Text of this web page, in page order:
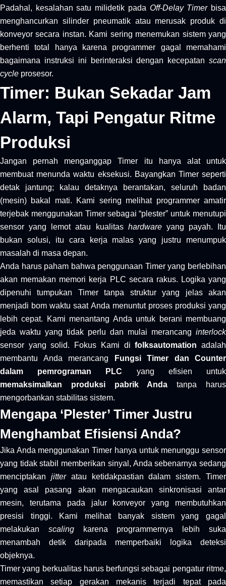
Padahal, kesalahan satu milidetik pada Off-Delay Timerbisa
menghancurkan silinder pneumatik atau merusak produk di
konveyor secara instan. Kami sering menemukan sistem yang
berhenti total hanya karena programmer gagal memahami
bagaimana instruksi ini berinteraksi dengan kecepatan scan
cycle prosesor.
Timer: Bukan Sekadar Jam
Alarm, Tapi Pengatur Ritme
Produksi
Jangan pernah menganggap Timer itu hanya alat untuk
membuat menunda waktu eksekusi. Bayangkan Timer seperti
detak jantung; kalau detaknya berantakan, seluruh badan
(mesin) bakal mati. Kami sering melihat programmer amatir
terjebak menggunakan Timer sebagai “plester” untuk menutupi
sensor yang lemot atau kualitas hardwareyang payah. Itu
bukan solusi, itu cara kerja malas yang justru menumpuk
masalah di masa depan.
Anda harus paham bahwa penggunaan Timer yang berlebihan
akan memakan memori kerja PLC secara rakus. Logika yang
dipenuhi tumpukan Timer tanpa struktur yang jelas akan
menjadi bom waktu saat Anda menuntut proses produksi yang
lebih cepat. Kami menantang Anda untuk berani membuang
jeda waktu yang tidak perlu dan mulai merancang interlock
sensor yang solid. Fokus Kami difolksautomation adalah
membantu Anda merancang
Fungsi Timer dan Counter
dalam pemrograman PLC yang efisien untuk
memaksimalkan produksi pabrik Anda tanpa harus
mengorbankan stabilitas sistem.
Mengapa ‘Plester’ Timer Justru
Menghambat Efisiensi Anda?
Jika Anda menggunakan Timer hanya untuk menunggu sensor
yang tidak stabil memberikan sinyal, Anda sebenarnya sedang
menciptakan jitteratau ketidakpastian dalam sistem. Timer
yang asal pasang akan mengacaukan sinkronisasi antar
mesin, terutama pada jalur konveyor yang membutuhkan
presisi tinggi. Kami melihat banyak sistem yang gagal
melakukan scalingkarena programmernya lebih suka
menambah detik daripada memperbaiki logika deteksi
objeknya.
Timer yang berkualitas harus berfungsi sebagai pengatur ritme,
memastikan setiap gerakan mekanis terjadi tepat pada